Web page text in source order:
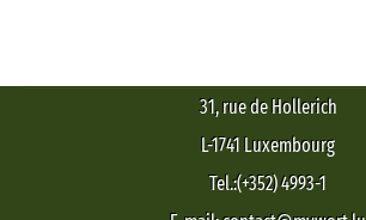
31, rue de Hollerich
L-1741 Luxembourg
Tel.:(+352) 4993-1